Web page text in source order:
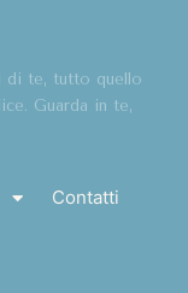
di te, tutto quello
Guarda in te,
Contatti